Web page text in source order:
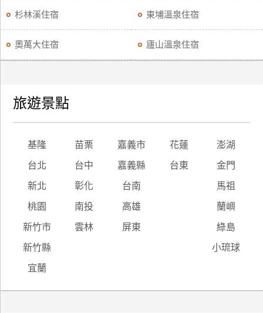
杉林溪住宿 東埔溫泉住宿
奧萬大住宿 廬山溫泉住宿
旅遊景點
基隆 苗栗 嘉義市 花蓮 澎湖
台北 台中 嘉義縣 台東 金門
新北 彰化 台南 馬祖
桃園 南投 高雄 蘭嶼
新竹市 雲林 屏東 綠島
新竹縣 小琉球
宜蘭